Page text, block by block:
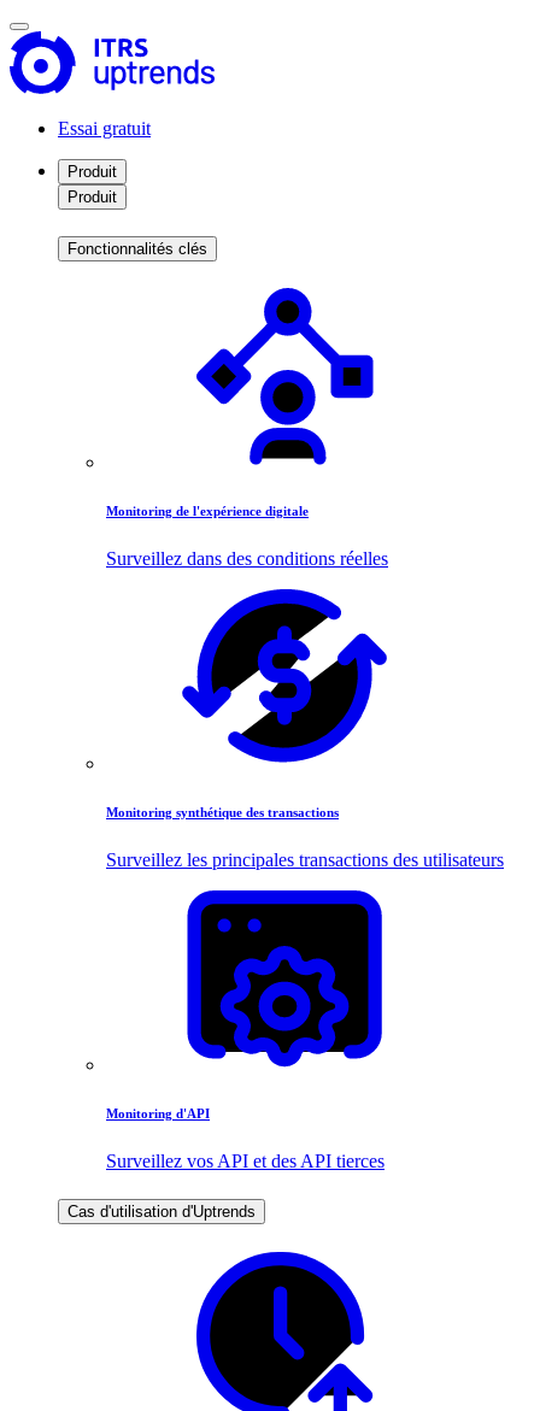
Essai gratuit
Produit
Produit
Fonctionnalités clés
Monitoring de l'expérience digitale
Surveillez dans des conditions réelles
Monitoring synthétique des transactions
Surveillez les principales transactions des utilisateurs
Monitoring d'API
Surveillez vos API et des API tierces
Cas d'utilisation d'Uptrends